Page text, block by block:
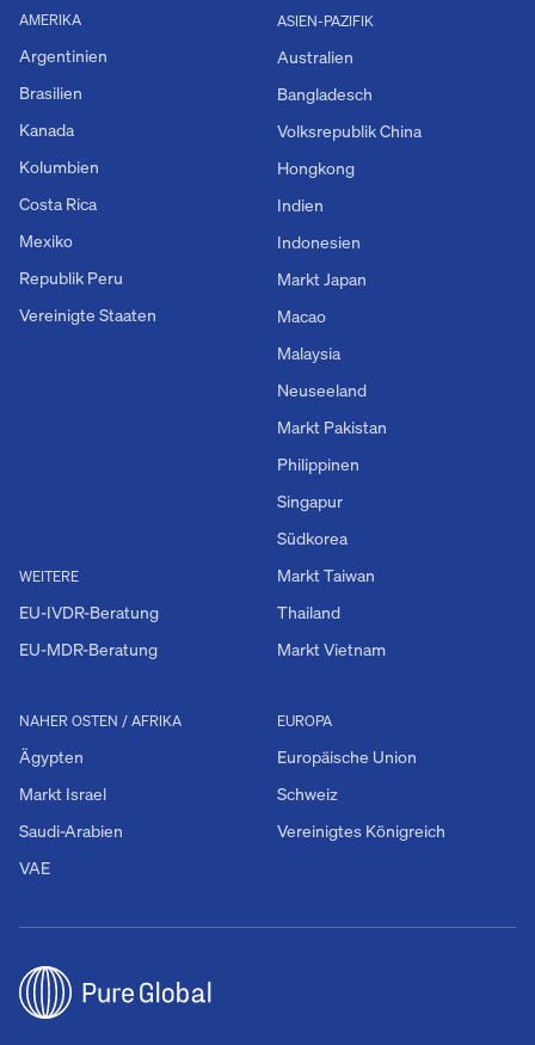
AMERIKA
Argentinien
Brasilien
Kanada
Kolumbien
Costa Rica
Mexiko
Republik Peru
Vereinigte Staaten
WEITERE
EU-IVDR-Beratung
EU-MDR-Beratung
EUROPA
Europäische Union
Schweiz
Vereinigtes Königreich
NAHER OSTEN / AFRIKA
Ägypten
Markt Israel
Saudi-Arabien
VAE
ASIEN-PAZIFIK
Australien
Bangladesch
Volksrepublik China
Hongkong
Indien
Indonesien
Markt Japan
Macao
Malaysia
Neuseeland
Markt Pakistan
Philippinen
Singapur
Südkorea
Markt Taiwan
Thailand
Markt Vietnam